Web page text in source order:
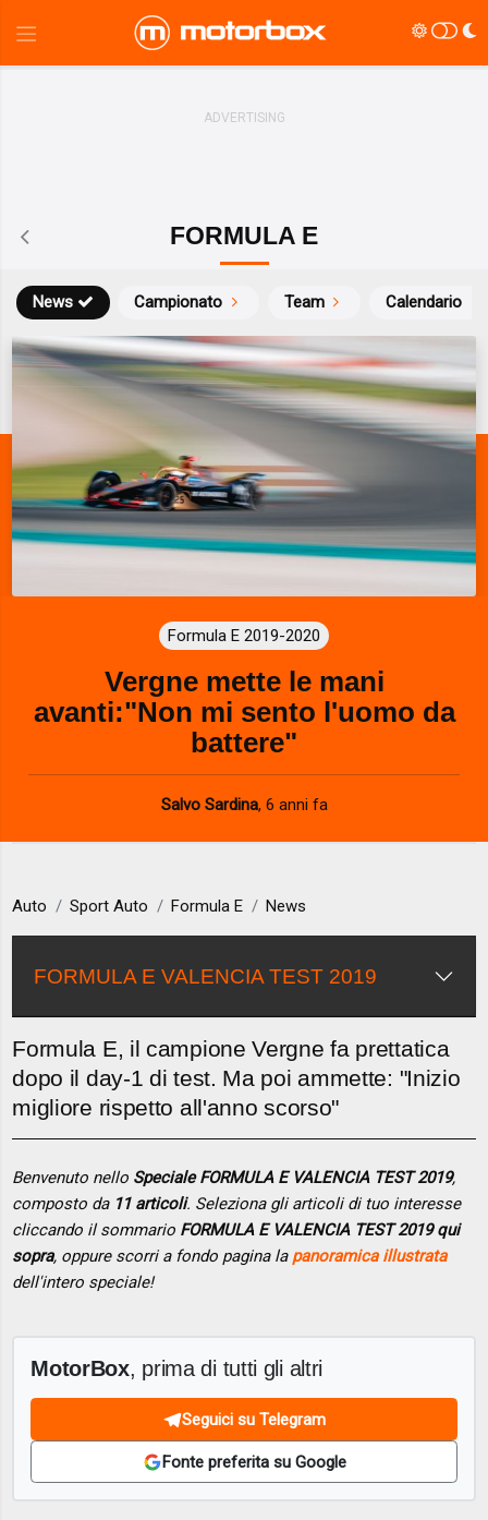
FORMULA E
News Campionato Team Calendario
Formula E 2019-2020
Vergne mette le mani
avanti:"Non mi sento l'uomo da
battere"
Salvo Sardina, 6 anni fa
Auto Sport Auto Formula E News
FORMULA E VALENCIA TEST 2019
Formula E, il campione Vergne fa prettatica
dopo il day-1 di test. Ma poi ammette: "Inizio
migliore rispetto all'anno scorso"
Benvenuto nello Speciale FORMULA E VALENCIA TEST 2019,
composto da 11 articoli. Seleziona gli articoli di tuo interesse
cliccando il sommario FORMULA E VALENCIA TEST 2019 qui
sopra, oppure scorri a fondo pagina la panoramica illustrata
dell'intero speciale!
MotorBox, prima di tutti gli altri
Seguici su Telegram
Fonte preferita su Google